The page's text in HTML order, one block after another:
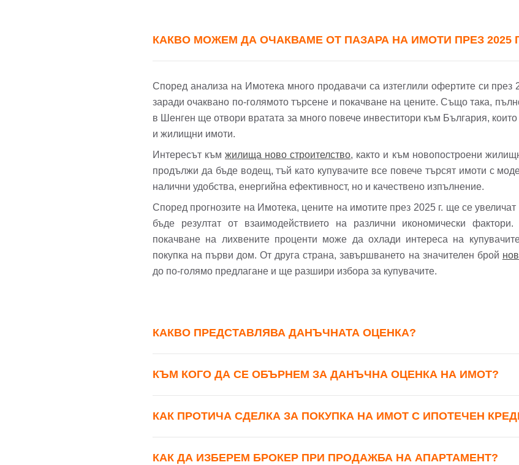
Добре дошъл!
Вход
Имейл Адрес
Парола
или използвай профил
Вход с Google Вход с
КАКВО МОЖЕМ ДА ОЧАКВАМЕ ОТ ПАЗАРА НА ИМОТИ ПРЕЗ 2025
Според анализа на Имотека много продавачи са изтеглили офертите си през
заради очаквано по-голямото търсене и покачване на цените. Също така,
в Шенген ще отвори вратата за много повече инвеститори към България,
и жилищни имоти.
Интересът къмжилища ново строителство, както и към новопостроени
продължи да бъде водещ, тъй като купувачите все повече търсят имоти с
налични удобства, енергийна ефективност, но и качествено изпълнение.
Според прогнозите на Имотека, цените на имотите през 2025 г. ще се
бъде резултат от взаимодействието на различни икономически
покачване на лихвените проценти може да охлади интереса на
покупка на първи дом. От друга страна, завършването на значителен брой
до по-голямо предлагане и ще разшири избора за купувачите.
КАКВО ПРЕДСТАВЛЯВА ДАНЪЧНАТА ОЦЕНКА?
КЪМ КОГО ДА СЕ ОБЪРНЕМ ЗА ДАНЪЧНА ОЦЕНКА НА ИМОТ?
КАК ПРОТИЧА СДЕЛКА ЗА ПОКУПКА НА ИМОТ С ИПОТЕЧЕН
КАК ДА ИЗБЕРЕМ БРОКЕР ПРИ ПРОДАЖБА НА АПАРТАМЕНТ?
Име*
Имейл адрес*
Заяви оглед
Вашето запитване стигна до нас. Ще